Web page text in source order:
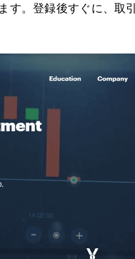
す。登録後すぐに、取